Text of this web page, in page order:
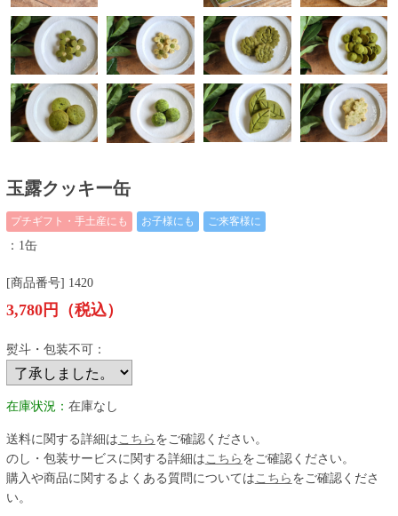
玉露クッキー缶
プチギフト・手土産にも お子様にも ご来客様に
：1缶
[商品番号] 1420
3,780円（税込）
熨斗・包装不可：
在庫状況： 在庫なし
送料に関する詳細は こちら をご確認ください。
のし・包装サービスに関する詳細は こちら をご確認ください。
購入や商品に関するよくある質問については こちら をご確認くださ
い。